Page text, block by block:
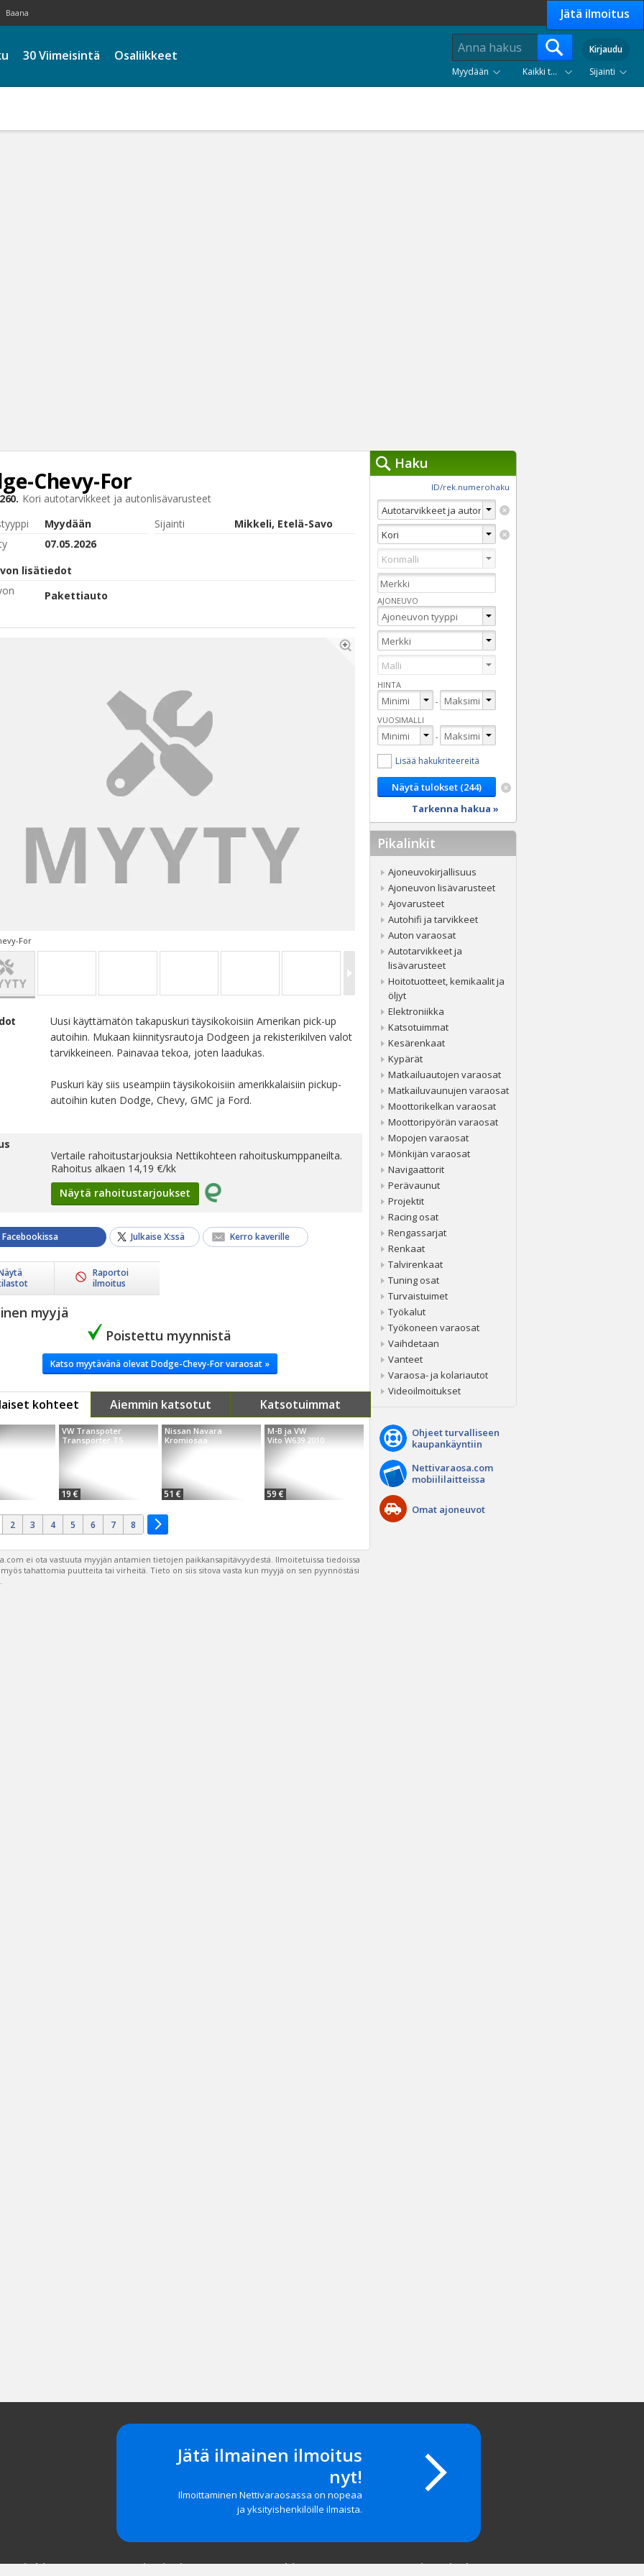
Baana Jätä ilmoitus
30 Viimeisintä Osaliikkeet
Kirjaudu
Myydään
Kaikki tuoteryhmät Sijainti
Chevy-For
Kori autotarvikkeet ja autonlisävarusteet
Myydään Sijainti
Mikkeli, Etelä-Savo
07.05.2026
lisätiedot
Pakettiauto
For
Uusi käyttämätön takapuskuri täysikokoisiin Amerikan pick-up
autoihin. Mukaan kiinnitysrautoja Dodgeen ja rekisterikilven valot
tarvikkeineen. Painavaa tekoa, joten laadukas.
Puskuri käy siis useampiin täysikokoisiin amerikkalaisiin pickup-
autoihin kuten Dodge, Chevy, GMC ja Ford.
Vertaile rahoitustarjouksia Nettikohteen rahoituskumppaneilta.
Rahoitus alkaen 14,19 €/kk
Näytä rahoitustarjoukset
Facebookissa Julkaise X:ssä Kerro kaverille
Raportoi
ilmoitus
myyjä
Poistettu myynnistä
Katso myytävänä olevat Dodge-Chevy-For varaosat »
kohteet Aiemmin katsotut Katsotuimmat
VW Transpoter
Transporter T5
19 €
Nissan Navara
Kromiosaa
51 €
M-B ja VW
Vito W639 2010
59 €
2 3 4 5 6 7 8
ei ota vastuuta myyjän antamien tietojen paikkansapitävyydestä. Ilmoitetuissa tiedoissa
myös tahattomia puutteita tai virheitä. Tieto on siis sitova vasta kun myyjä on sen pyynnöstäsi
Haku
ID/rek.numerohaku
AJONEUVO
HINTA
-
VUOSIMALLI
-
Lisää hakukriteereitä
Tarkenna hakua »
Pikalinkit
Ajoneuvokirjallisuus
Ajoneuvon lisävarusteet
Ajovarusteet
Autohifi ja tarvikkeet
Auton varaosat
Autotarvikkeet ja
lisävarusteet
Hoitotuotteet, kemikaalit ja
öljyt
Elektroniikka
Katsotuimmat
Kesärenkaat
Kypärät
Matkailuautojen varaosat
Matkailuvaunujen varaosat
Moottorikelkan varaosat
Moottoripyörän varaosat
Mopojen varaosat
Mönkijän varaosat
Navigaattorit
Perävaunut
Projektit
Racing osat
Rengassarjat
Renkaat
Talvirenkaat
Tuning osat
Turvaistuimet
Työkalut
Työkoneen varaosat
Vaihdetaan
Vanteet
Varaosa- ja kolariautot
Videoilmoitukset
Ohjeet turvalliseen
kaupankäyntiin
Nettivaraosa.com
mobiililaitteissa
Omat ajoneuvot
Jätä ilmainen ilmoitus
nyt!
Ilmoittaminen Nettivaraosassa on nopeaa
ja yksityishenkilöille ilmaista.
asiakkaat Navigointi Tuki Yritystiedot